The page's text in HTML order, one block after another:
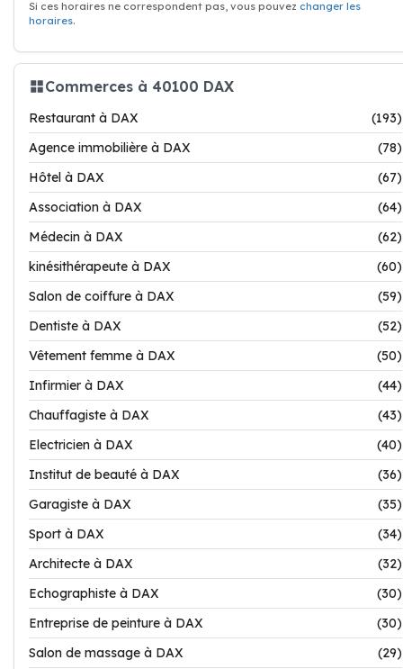
Si ces horaires ne correspondent pas, vous pouvez changer les
horaires.
Commerces à 40100 DAX
Restaurant à DAX
(193)
Agence immobilière à DAX
(78)
Hôtel à DAX
(67)
Association à DAX
(64)
Médecin à DAX
(62)
kinésithérapeute à DAX
(60)
Salon de coiffure à DAX
(59)
Dentiste à DAX
(52)
Vêtement femme à DAX
(50)
Infirmier à DAX
(44)
Chauffagiste à DAX
(43)
Electricien à DAX
(40)
Institut de beauté à DAX
(36)
Garagiste à DAX
(35)
Sport à DAX
(34)
Architecte à DAX
(32)
Echographiste à DAX
(30)
Entreprise de peinture à DAX
(30)
Salon de massage à DAX
(29)